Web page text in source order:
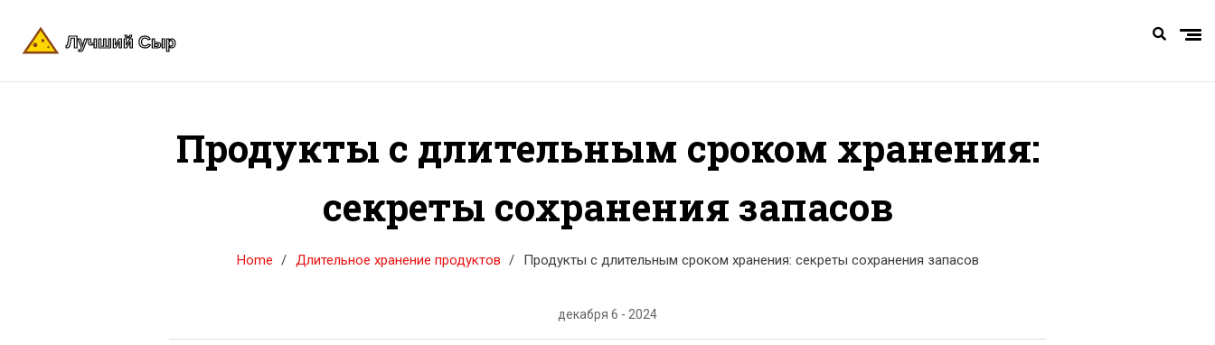
Продукты с длительным сроком хранения:
секреты сохранения запасов
Home Длительное хранение продуктов Продукты с длительным сроком хранения: секреты сохранения запасов
декабря 6 - 2024